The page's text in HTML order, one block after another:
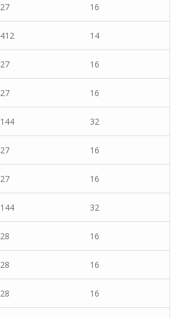
27 16
412 14
27 16
27 16
144 32
27 16
27 16
144 32
28 16
28 16
28 16